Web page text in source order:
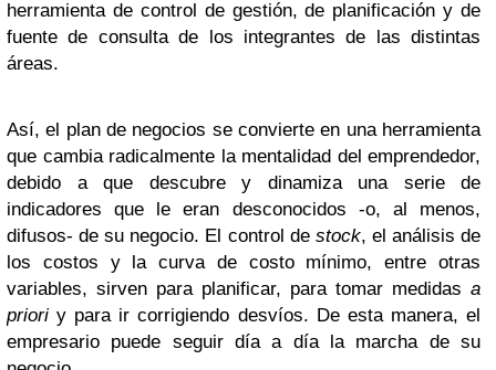
herramienta de control de gestión, de planificación y de
fuente de consulta de los integrantes de las distintas
áreas.
Así, el plan de negocios se convierte en una herramienta
que cambia radicalmente la mentalidad del emprendedor,
debido a que descubre y dinamiza una serie de
indicadores que le eran desconocidos -o, al menos,
difusos- de su negocio. El control de stock, el análisis de
los costos y la curva de costo mínimo, entre otras
variables, sirven para planificar, para tomar medidas a
priori y para ir corrigiendo desvíos. De esta manera, el
empresario puede seguir día a día la marcha de su